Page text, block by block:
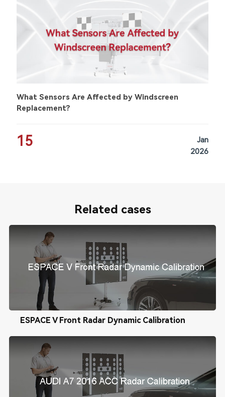
What Sensors Are Affected by Windscreen
Replacement?
15
Jan
2026
Related cases
ESPACE V Front Radar Dynamic Calibration